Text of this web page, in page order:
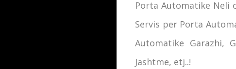
Porta Automatike Neli
Servis per Porta
Automatike Garazhi,
Jashtme, etj..!